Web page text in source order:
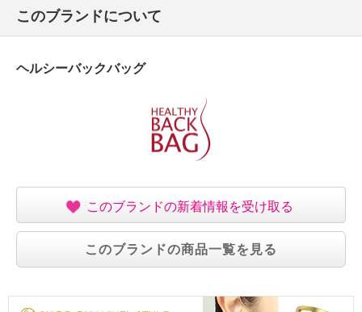
このブランドについて
ヘルシーバックバッグ
このブランドの新着情報を受け取る
このブランドの商品一覧を見る